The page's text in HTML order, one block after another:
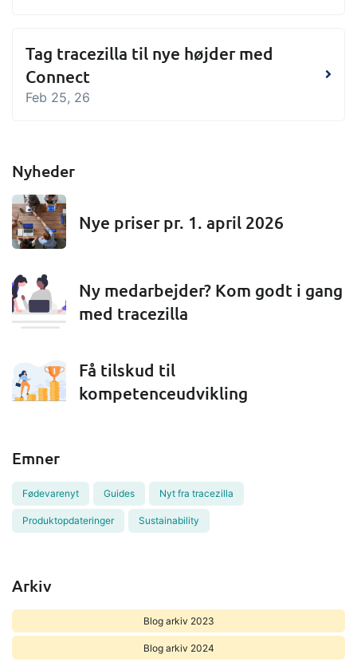
Tag tracezilla til nye højder med
Connect
Feb 25, 26
Nyheder
Nye priser pr. 1. april 2026
Ny medarbejder? Kom godt i gang
med tracezilla
Få tilskud til
kompetenceudvikling
Emner
Fødevarenyt Guides Nyt fra tracezilla
Produktopdateringer Sustainability
Arkiv
Blog arkiv 2023
Blog arkiv 2024